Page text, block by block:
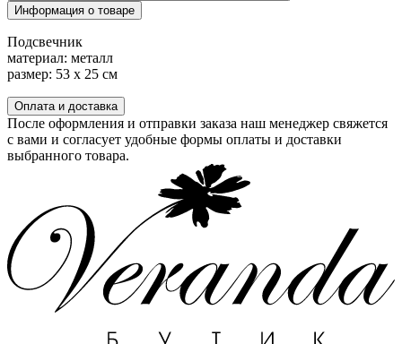
Информация о товаре
Подсвечник
материал: металл
размер: 53 х 25 см
Оплата и доставка
После оформления и отправки заказа наш менеджер свяжется
с вами и согласует удобные формы оплаты и доставки
выбранного товара.